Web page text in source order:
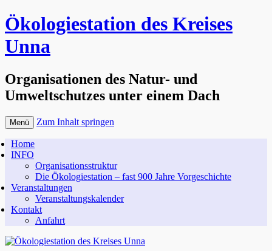
Ökologiestation des Kreises
Unna
Organisationen des Natur- und
Umweltschutzes unter einem Dach
Menü Zum Inhalt springen
Home
INFO
Organisationsstruktur
Die Ökologiestation – fast 900 Jahre Vorgeschichte
Veranstaltungen
Veranstaltungskalender
Kontakt
Anfahrt